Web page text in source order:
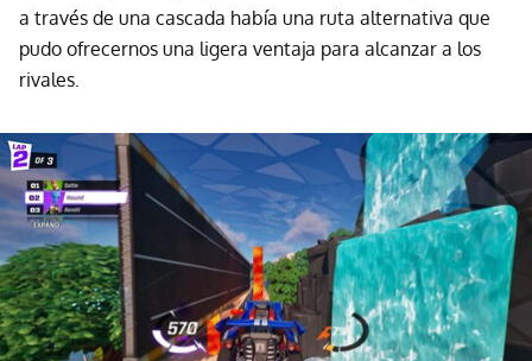
a través de una cascada había una ruta alternativa que
pudo ofrecernos una ligera ventaja para alcanzar a los
rivales.